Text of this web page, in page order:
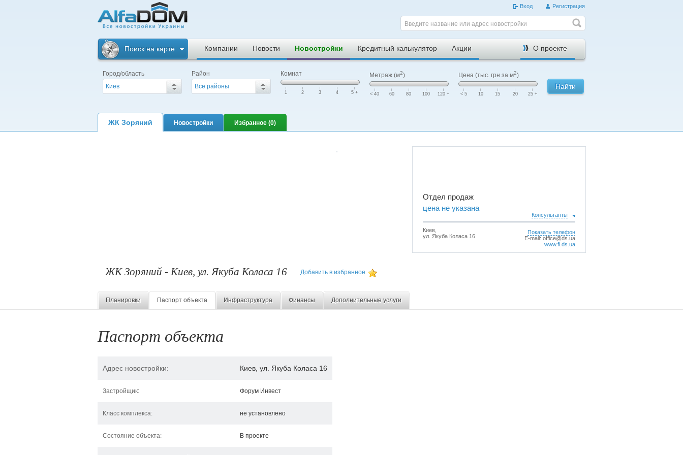
новостройки
Украины
Вход Регистрация
Введите название или адрес новостройки
Поиск на карте Компании Новости Новостройки Кредитный калькулятор О проекте
Акции
Город/область
Киев
Район
Все районы
Комнат
|
1
|
2
|
3
|
4
|
5 +
Метраж (м2)
|
< 40
|
60
|
80
|
100
|
120 +
Цена (тыс. грн за м2)
|
< 5
|
10
|
15
|
20
|
25 +
Найти
ЖК Зоряний Новостройки Избранное (0)
Отдел продаж
цена не указана
Консультанты
Киев,
ул. Якуба Коласа 16
Показать телефон
E-mail: office@ds.ua
www.fi.ds.ua
ЖК Зоряний - Киев, ул. Якуба Коласа 16 Добавить в избранное
Планировки Паспорт объекта Инфраструктура Финансы Дополнительные услуги
Паспорт объекта
Адрес новостройки: Киев, ул. Якуба Коласа 16
Застройщик: Форум Инвест
Класс комплекса: не установлено
Состояние объекта: В проекте